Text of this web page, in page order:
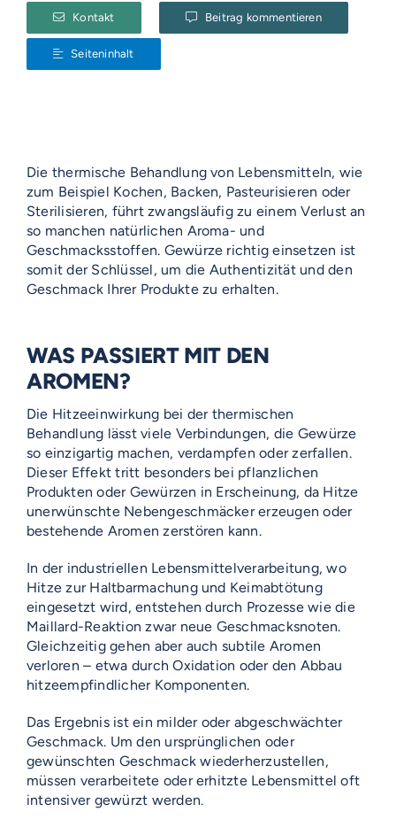
Kontakt Beitrag kommentieren
Seiteninhalt
Die thermische Behandlung von Lebensmitteln, wie
zum Beispiel Kochen, Backen, Pasteurisieren oder
Sterilisieren, führt zwangsläufig zu einem Verlust an
so manchen natürlichen Aroma- und
Geschmacksstoffen. Gewürze richtig einsetzen ist
somit der Schlüssel, um die Authentizität und den
Geschmack Ihrer Produkte zu erhalten.
WAS PASSIERT MIT DEN
AROMEN?
Die Hitzeeinwirkung bei der thermischen
Behandlung lässt viele Verbindungen, die Gewürze
so einzigartig machen, verdampfen oder zerfallen.
Dieser Effekt tritt besonders bei pflanzlichen
Produkten oder Gewürzen in Erscheinung, da Hitze
unerwünschte Nebengeschmäcker erzeugen oder
bestehende Aromen zerstören kann.
In der industriellen Lebensmittelverarbeitung, wo
Hitze zur Haltbarmachung und Keimabtötung
eingesetzt wird, entstehen durch Prozesse wie die
Maillard-Reaktion zwar neue Geschmacksnoten.
Gleichzeitig gehen aber auch subtile Aromen
verloren – etwa durch Oxidation oder den Abbau
hitzeempfindlicher Komponenten.
Das Ergebnis ist ein milder oder abgeschwächter
Geschmack. Um den ursprünglichen oder
gewünschten Geschmack wiederherzustellen,
müssen verarbeitete oder erhitzte Lebensmittel oft
intensiver gewürzt werden.